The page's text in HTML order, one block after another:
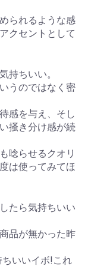
られるような感
クセントとして
持ちいい。
うのではなく密
感を与え、そし
掻き分け感が続
唸らせるクオリ
は使ってみてほ
たら気持ちいい
品が無かった昨
いいイボ!これ